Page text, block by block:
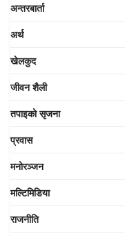
अन्तरबार्ता
अर्थ
खेलकुद
जीवन शैली
तपाइको सृजना
प्रवास
मनोरञ्जन
मल्टिमिडिया
राजनीति